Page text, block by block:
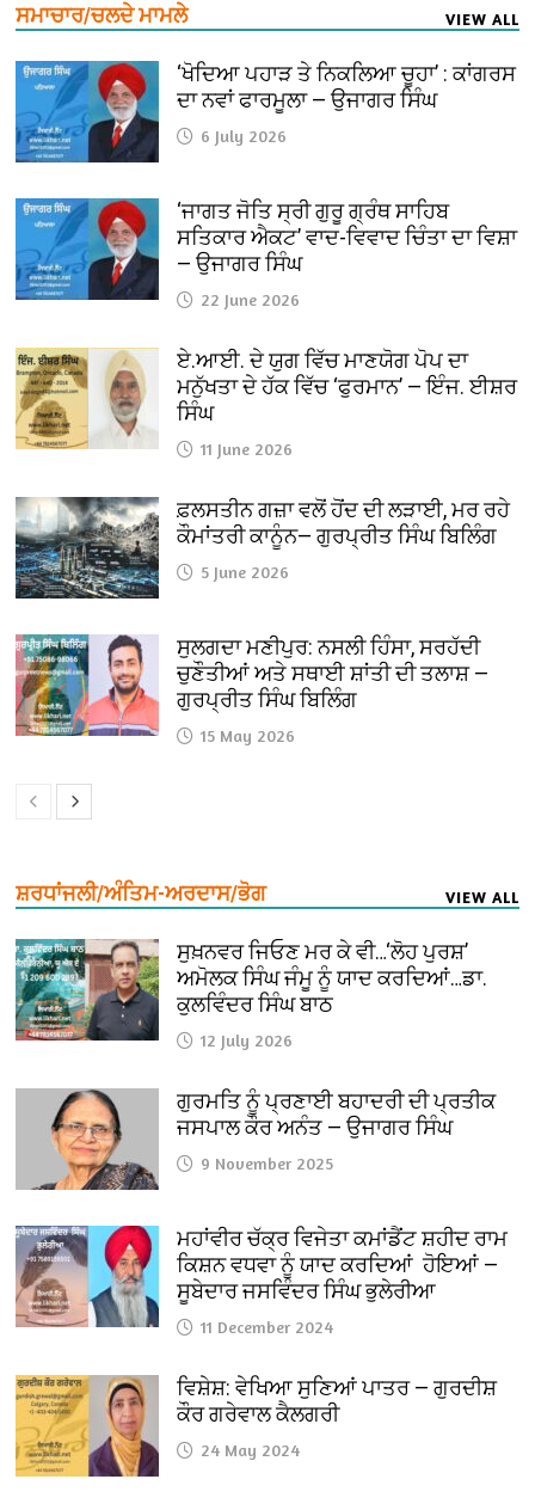
ਸਮਾਚਾਰ/ਚਲਦੇ ਮਾਮਲੇ VIEW ALL
‘ਖੋਦਿਆ ਪਹਾੜ ਤੇ ਨਿਕਲਿਆ ਚੂਹਾ’ : ਕਾਂਗਰਸ
ਦਾ ਨਵਾਂ ਫਾਰਮੂਲਾ — ਉਜਾਗਰ ਸਿੰਘ
6 July 2026
‘ਜਾਗਤ ਜੋਤਿ ਸ੍ਰੀ ਗੁਰੂ ਗ੍ਰੰਥ ਸਾਹਿਬ
ਸਤਿਕਾਰ ਐਕਟ’ ਵਾਦ-ਵਿਵਾਦ ਚਿੰਤਾ ਦਾ ਵਿਸ਼ਾ
— ਉਜਾਗਰ ਸਿੰਘ
22 June 2026
ਏ.ਆਈ. ਦੇ ਯੁਗ ਵਿੱਚ ਮਾਣਯੋਗ ਪੋਪ ਦਾ
ਮਨੁੱਖਤਾ ਦੇ ਹੱਕ ਵਿੱਚ ‘ਫੁਰਮਾਨ’ — ਇੰਜ. ਈਸ਼ਰ
ਸਿੰਘ
11 June 2026
ਫ਼ਲਸਤੀਨ ਗਜ਼ਾ ਵਲੋਂ ਹੋਂਦ ਦੀ ਲੜਾਈ, ਮਰ ਰਹੇ
ਕੌਮਾਂਤਰੀ ਕਾਨੂੰਨ— ਗੁਰਪ੍ਰੀਤ ਸਿੰਘ ਬਿਲਿੰਗ
5 June 2026
ਸੁਲਗਦਾ ਮਣੀਪੁਰ: ਨਸਲੀ ਹਿੰਸਾ, ਸਰਹੱਦੀ
ਚੁਣੌਤੀਆਂ ਅਤੇ ਸਥਾਈ ਸ਼ਾਂਤੀ ਦੀ ਤਲਾਸ਼ —
ਗੁਰਪ੍ਰੀਤ ਸਿੰਘ ਬਿਲਿੰਗ
15 May 2026
ਸ਼ਰਧਾਂਜਲੀ/ਅੰਤਿਮ-ਅਰਦਾਸ/ਭੋਗ VIEW ALL
ਸੁਖ਼ਨਵਰ ਜਿਓਣ ਮਰ ਕੇ ਵੀ…‘ਲੋਹ ਪੁਰਸ਼’
ਅਮੋਲਕ ਸਿੰਘ ਜੰਮੂ ਨੂੰ ਯਾਦ ਕਰਦਿਆਂ…ਡਾ.
ਕੁਲਵਿੰਦਰ ਸਿੰਘ ਬਾਠ
12 July 2026
ਗੁਰਮਤਿ ਨੂੰ ਪ੍ਰਣਾਈ ਬਹਾਦਰੀ ਦੀ ਪ੍ਰਤੀਕ
ਜਸਪਾਲ ਕੌਰ ਅਨੰਤ — ਉਜਾਗਰ ਸਿੰਘ
9 November 2025
ਮਹਾਂਵੀਰ ਚੱਕ੍ਰ ਵਿਜੇਤਾ ਕਮਾਂਡੈਂਟ ਸ਼ਹੀਦ ਰਾਮ
ਕਿਸ਼ਨ ਵਧਵਾ ਨੂੰ ਯਾਦ ਕਰਦਿਆਂ ਹੋਇਆਂ —
ਸੂਬੇਦਾਰ ਜਸਵਿੰਦਰ ਸਿੰਘ ਭੁਲੇਰੀਆ
11 December 2024
ਵਿਸ਼ੇਸ਼: ਵੇਖਿਆ ਸੁਣਿਆਂ ਪਾਤਰ — ਗੁਰਦੀਸ਼
ਕੌਰ ਗਰੇਵਾਲ ਕੈਲਗਰੀ
24 May 2024